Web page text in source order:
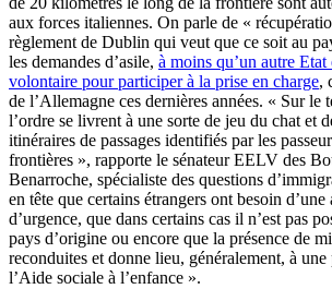
aux forces italiennes. On parle de «
règlement de Dublin qui veut que ce soit au
les demandes d’asile, à moins qu’un autre
volontaire pour participer à la prise en charge,
de l’Allemagne ces dernières années. « Sur le
l’ordre se livrent à une sorte de jeu du chat et
itinéraires de passages identifiés par les
frontières », rapporte le sénateur EELV des
Benarroche, spécialiste des questions
en tête que certains étrangers ont besoin
d’urgence, que dans certains cas il n’est pas
pays d’origine ou encore que la présence de
reconduites et donne lieu, généralement, à une
l’Aide sociale à l’enfance ».